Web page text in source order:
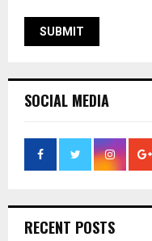
SOCIAL MEDIA
RECENT POSTS